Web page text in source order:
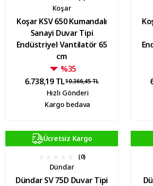
Koşar
Koşar KSV 650 Kumandalı
Sanayi Duvar Tipi
Endüstriyel Vantilatör 65
cm
%35
6.738,19 TL10.366,45 TL
Hızlı Gönderi
Kargo bedava
Ücretsiz Kargo
(0)
Dündar
Dündar SV 75D Duvar Tipi